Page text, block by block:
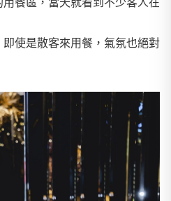
餐區，當天就看到不少客人在
使是散客來用餐，氣氛也絕對